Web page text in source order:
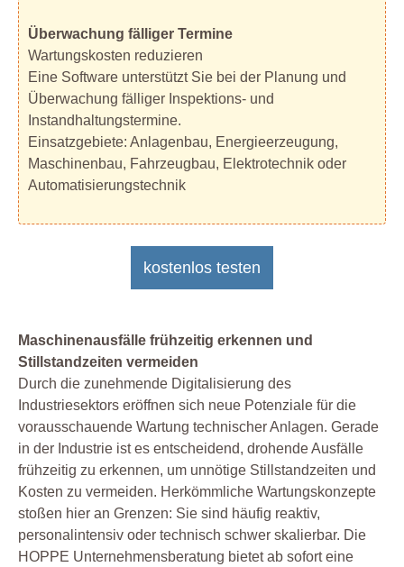
Überwachung fälliger Termine
Wartungskosten reduzieren
Eine Software unterstützt Sie bei der Planung und
Überwachung fälliger Inspektions- und
Instandhaltungstermine.
Einsatzgebiete: Anlagenbau, Energieerzeugung,
Maschinenbau, Fahrzeugbau, Elektrotechnik oder
Automatisierungstechnik
kostenlos testen
Maschinenausfälle frühzeitig erkennen und
Stillstandzeiten vermeiden
Durch die zunehmende Digitalisierung des
Industriesektors eröffnen sich neue Potenziale für die
vorausschauende Wartung technischer Anlagen. Gerade
in der Industrie ist es entscheidend, drohende Ausfälle
frühzeitig zu erkennen, um unnötige Stillstandzeiten und
Kosten zu vermeiden. Herkömmliche Wartungskonzepte
stoßen hier an Grenzen: Sie sind häufig reaktiv,
personalintensiv oder technisch schwer skalierbar. Die
HOPPE Unternehmensberatung bietet ab sofort eine